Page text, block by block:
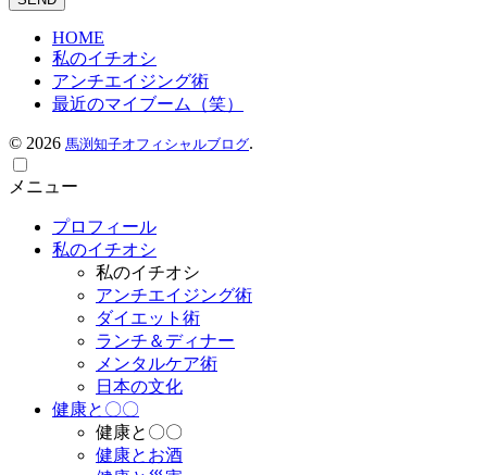
HOME
私のイチオシ
アンチエイジング術
最近のマイブーム（笑）
© 2026 馬渕知子オフィシャルブログ.
メニュー
プロフィール
私のイチオシ
私のイチオシ
アンチエイジング術
ダイエット術
ランチ＆ディナー
メンタルケア術
日本の文化
健康と〇〇
健康と〇〇
健康とお酒